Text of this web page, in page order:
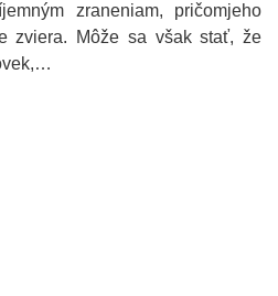
zraneniam, pričomjeho
zviera. Môže sa však stať, že